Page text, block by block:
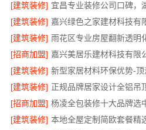
[建筑装修]
[建筑装修]
[建筑装修]
[招商加盟]
[建筑装修]
[建筑装修]
[招商加盟]
[建筑装修]